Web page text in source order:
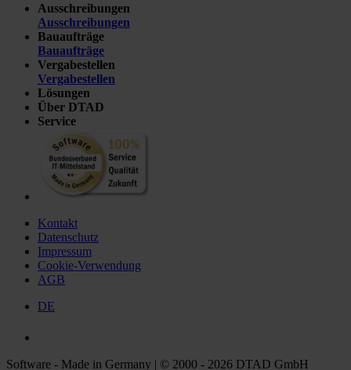
Ausschreibungen
Ausschreibungen
Bauaufträge
Bauaufträge
Vergabestellen
Vergabestellen
Lösungen
Über DTAD
Service
Kontakt
Datenschutz
Impressum
Cookie-Verwendung
AGB
DE
Software - Made in Germany | © 2000 - 2026 DTAD GmbH